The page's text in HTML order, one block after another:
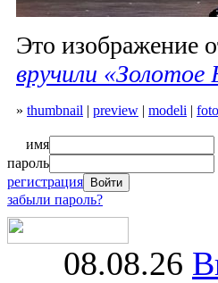
Это изображение
вручили «Золотое
» thumbnail | preview | modeli | foto
имя
пароль
регистрация
забыли пароль?
08.08.26